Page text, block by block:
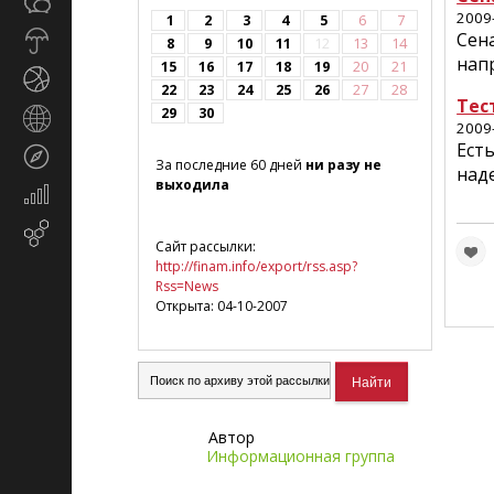
Экономика
маркетинг
1 2 3 4 5 6
7
8
9 10 11 12 13
14
15
16 17 18 19 20
21
22
23 24 25 26 27
28
29
30
За последние 60 дней ни разу не
выходила
Сайт рассылки:
http://finam.info/export/rss.asp?
Rss=News
Открыта: 04-10-2007
Автор
Информационная группа